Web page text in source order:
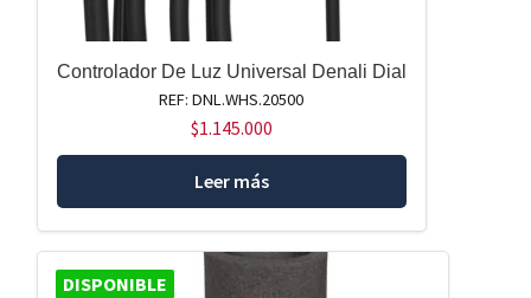
Controlador De Luz Universal Denali Dial
REF: DNL.WHS.20500
$1.145.000
Leer más
DISPONIBLE